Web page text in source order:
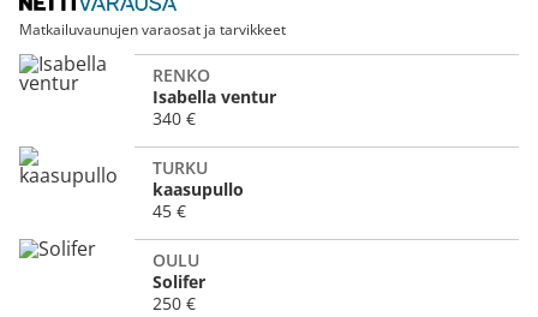
Matkailuvaunujen varaosat ja tarvikkeet
RENKO
Isabella ventur
340 €
TURKU
kaasupullo
45 €
OULU
Solifer
250 €